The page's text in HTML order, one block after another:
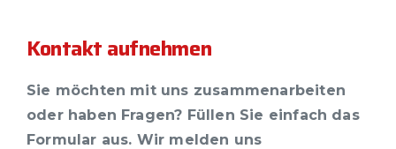
Kontakt aufnehmen
Sie möchten mit uns zusammenarbeiten
oder haben Fragen? Füllen Sie einfach das
Formular aus. Wir melden uns